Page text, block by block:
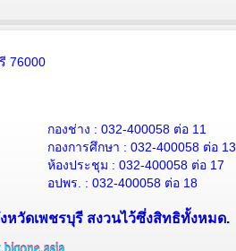
76000
กองช่าง : 032-400058 ต่อ 11
กองการศึกษา : 032-400058 ต่อ 13
ห้องประชุม : 032-400058 ต่อ 17
อปพร. : 032-400058 ต่อ 18
หวัดเพชรบุรี สงวนไว้ซึ่งสิทธิทั้งหมด.